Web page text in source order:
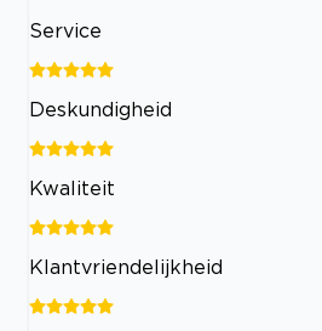
Service
Deskundigheid
Kwaliteit
Klantvriendelijkheid